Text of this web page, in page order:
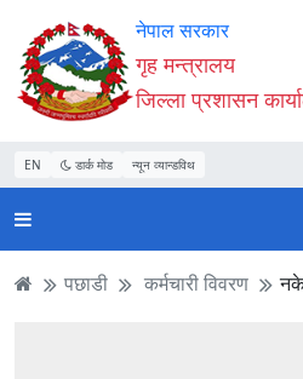
Accessibility
Mode
सुरु
गर्नुहोस्
सामाग्री
पढ्नुहाेस्
नेभिगेसन
पढ्नुहाेस्
वेबसाइट
खोजमा
जानुहोस्
नेपाल सरकार
गृह मन्त्रालय
जिल्ला प्रशासन
EN डार्क मोड न्यून व्यान्डविथ
पछाडी कर्मचारी विवरण